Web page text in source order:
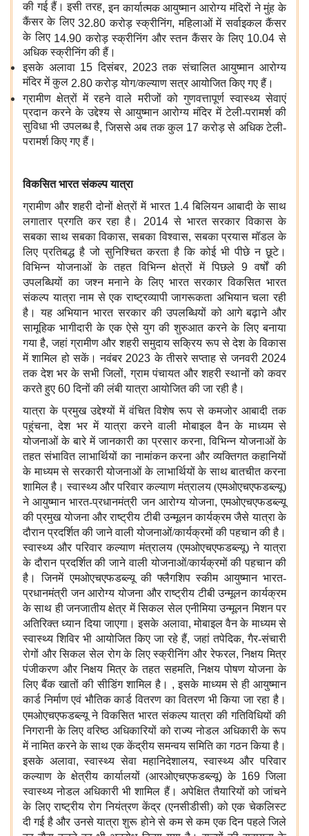
की गई हैं। इसी तरह,इन कार्यात्मक आयुष्मान आरोग्य मंदिरों ने मुंह के
कैंसर के लिए32.80करोड़ स्क्रीनिंग,महिलाओं में सर्वाइकल कैंसर
के लिए 14.90करोड़ स्क्रीनिंग और स्तन कैंसर के लिए 10.04से
अधिक स्क्रीनिंग की हैं।
इसके अलावा 15दिसंबर, 2023तक संचालित आयुष्मान आरोग्य
मंदिर में कुल 2.80 करोड़ योग/कल्याण सत्र आयोजित किए गए हैं।
ग्रामीण क्षेत्रों में रहने वाले मरीजों को गुणवत्तापूर्ण स्वास्थ्य सेवाएं
प्रदान करने के उद्देश्य से आयुष्मान आरोग्य मंदिर में टेली-परामर्श की
सुविधा भी उपलब्ध है,जिससे अब तक कुल 17करोड़ से अधिक टेली-
परामर्श किए गए हैं।
विकसित भारत संकल्प यात्रा
ग्रामीण और शहरी दोनों क्षेत्रों में भारत 1.4बिलियन आबादी के साथ
लगातार प्रगति कर रहा है। 2014से भारत सरकार विकास के
सबका साथ सबका विकास,सबका विश्वास,सबका प्रयास मॉडल के
लिए प्रतिबद्ध है जो सुनिश्चित करता है कि कोई भी पीछे न छूटे।
विभिन्न योजनाओं के तहत विभिन्न क्षेत्रों में पिछले9वर्षों की
उपलब्धियों का जश्न मनाने के लिए भारत सरकार विकसित भारत
संकल्प यात्रा नाम से एक राष्ट्रव्यापी जागरूकता अभियान चला रही
है। यह अभियान भारत सरकार की उपलब्धियों को आगे बढ़ाने और
सामूहिक भागीदारी के एक ऐसे युग की शुरुआत करने के लिए बनाया
गया है,जहां ग्रामीण और शहरी समुदाय सक्रिय रूप से देश के विकास
में शामिल हो सकें। नवंबर2023के तीसरे सप्ताह से जनवरी2024
तक देश भर के सभी जिलों,ग्राम पंचायत और शहरी स्थानों को कवर
करते हुए 60दिनों की लंबी यात्रा आयोजित की जा रही है।
यात्रा के प्रमुख उद्देश्यों में वंचित विशेष रूप से कमजोर आबादी तक
पहुंचना,देश भर में यात्रा करने वाली मोबाइल वैन के माध्यम से
योजनाओं के बारे में जानकारी का प्रसार करना,विभिन्न योजनाओं के
तहत संभावित लाभार्थियों का नामांकन करना और व्यक्तिगत कहानियों
के माध्यम से सरकारी योजनाओं के लाभार्थियों के साथ बातचीत करना
शामिल है। स्वास्थ्य और परिवार कल्याण मंत्रालय (एमओएचएफडब्ल्यू)
ने आयुष्मान भारत-प्रधानमंत्री जन आरोग्य योजना,एमओएचएफडब्ल्यू
की प्रमुख योजना और राष्ट्रीय टीबी उन्मूलन कार्यक्रम जैसे यात्रा के
दौरान प्रदर्शित की जाने वाली योजनाओं/कार्यक्रमों की पहचान की है।
स्वास्थ्य और परिवार कल्याण मंत्रालय (एमओएचएफडब्ल्यू) ने यात्रा
के दौरान प्रदर्शित की जाने वाली योजनाओं/कार्यक्रमों की पहचान की
है। जिनमें एमओएचएफडब्ल्यू की फ्लैगशिप स्कीम आयुष्मान भारत-
प्रधानमंत्री जन आरोग्य योजना और राष्ट्रीय टीबी उन्मूलन कार्यक्रम
के साथ ही जनजातीय क्षेत्र में सिकल सेल एनीमिया उन्मूलन मिशन पर
अतिरिक्त ध्यान दिया जाएगा। इसके अलावा,मोबाइल वैन के माध्यम से
स्वास्थ्य शिविर भी आयोजित किए जा रहे हैं,जहां तपेदिक,गैर-संचारी
रोगों और सिकल सेल रोग के लिए स्क्रीनिंग और रेफरल,निक्षय मित्र
पंजीकरण और निक्षय मित्र के तहत सहमति,निक्षय पोषण योजना के
लिए बैंक खातों की सीडिंग शामिल है। ,इसके माध्यम से ही आयुष्मान
कार्ड निर्माण एवं भौतिक कार्ड वितरण का वितरण भी किया जा रहा है।
एमओएचएफडब्ल्यू ने विकसित भारत संकल्प यात्रा की गतिविधियों की
निगरानी के लिए वरिष्ठ अधिकारियों को राज्य नोडल अधिकारी के रूप
में नामित करने के साथ एक केंद्रीय समन्वय समिति का गठन किया है।
इसके अलावा,स्वास्थ्य सेवा महानिदेशालय,स्वास्थ्य और परिवार
कल्याण के क्षेत्रीय कार्यालयों (आरओएचएफडब्ल्यू)के 169जिला
स्वास्थ्य नोडल अधिकारी भी शामिल हैं। अपेक्षित तैयारियों को जांचने
के लिए राष्ट्रीय रोग नियंत्रण केंद्र (एनसीडीसी) को एक चेकलिस्ट
दी गई है और उनसे यात्रा शुरू होने से कम से कम एक दिन पहले जिले